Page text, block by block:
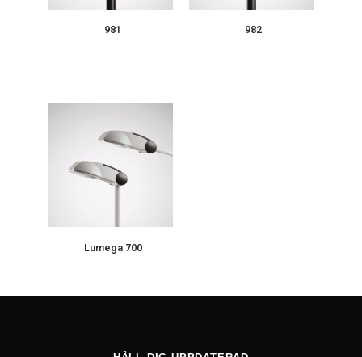
981 982
Lumega 700